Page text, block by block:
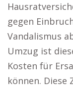
gegen
Vandalismus
Umzug ist
Kosten für
können. Diese